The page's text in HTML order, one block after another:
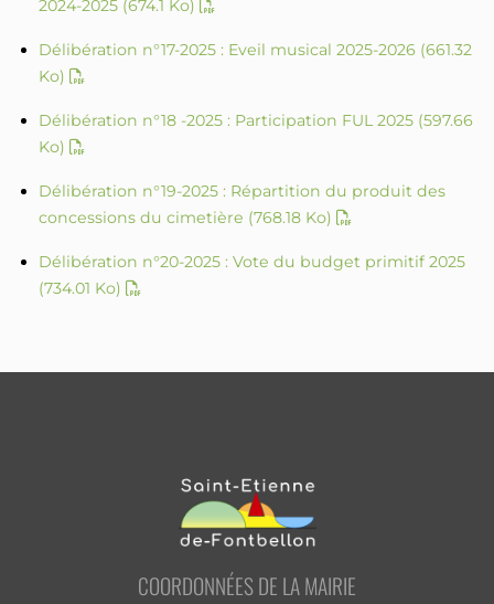
2024-2025 (674.1 Ko)
Délibération n°17-2025 : Eveil musical 2025-2026 (661.32
Ko)
Délibération n°18 -2025 : Participation FUL 2025 (597.66
Ko)
Délibération n°19-2025 : Répartition du produit des
concessions du cimetière (768.18 Ko)
Délibération n°20-2025 : Vote du budget primitif 2025
(734.01 Ko)
COORDONNÉES DE LA MAIRIE